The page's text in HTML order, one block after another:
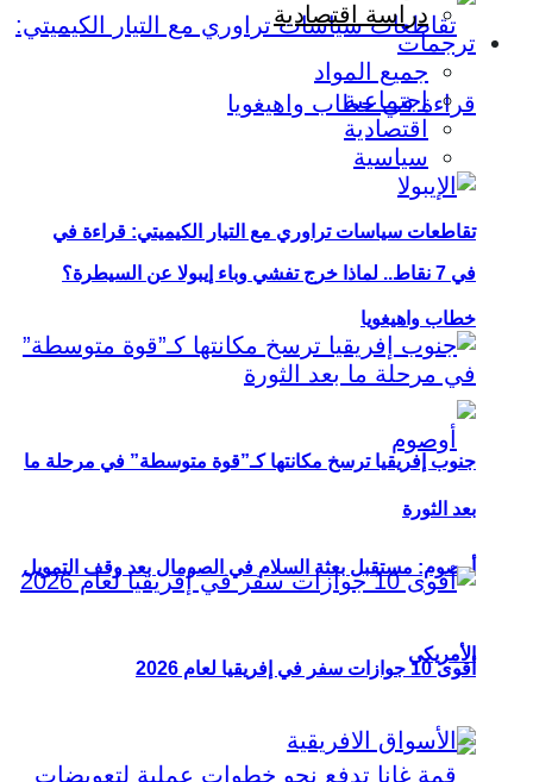
تقاطعات سياسات تراوري مع التيار الكيميتي: قراءة في
خطاب واهيغويا
أوصوم: مستقبل بعثة السلام في الصومال بعد وقف التمويل
الأمريكي
دراسة اقتصادية
ترجمات
جميع المواد
اجتماعية
اقتصادية
سياسية
في 7 نقاط.. لماذا خرج تفشي وباء إيبولا عن السيطرة؟
جنوب إفريقيا ترسخ مكانتها كـ”قوة متوسطة” في مرحلة ما
بعد الثورة
أقوى 10 جوازات سفر في إفريقيا لعام 2026